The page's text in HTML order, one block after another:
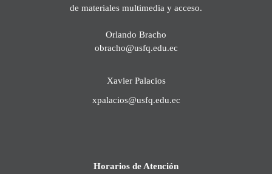
de materiales multimedia y acceso.
Orlando Bracho
obracho@usfq.edu.ec
Xavier Palacios
xpalacios@usfq.edu.ec
Horarios de Atención